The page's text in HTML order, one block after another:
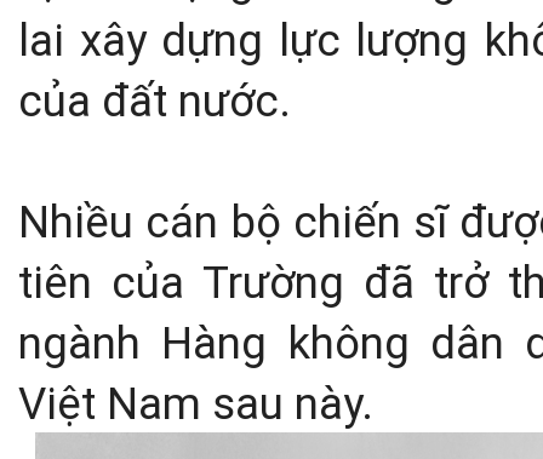
lai xây dựng lực lượng
của đất nước.
Nhiều cán bộ chiến sĩ
tiên của Trường đã trở
ngành Hàng không dân
Việt Nam sau này.